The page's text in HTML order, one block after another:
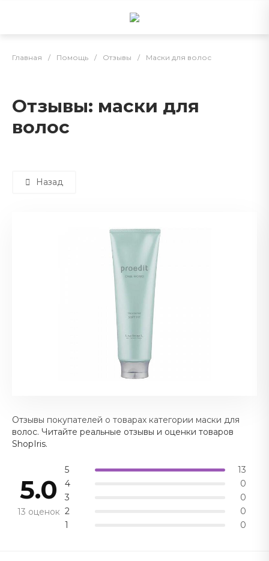
Главная / Помощь / Отзывы / Маски для волос
Отзывы: маски для
волос
Назад
Отзывы покупателей о товарах категории маски для
волос. Читайте реальные отзывы и оценки товаров
ShopIris.
5.0
13 оценок
5
13
4
0
3
0
2
0
1
0